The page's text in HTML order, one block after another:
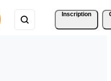
Inscription